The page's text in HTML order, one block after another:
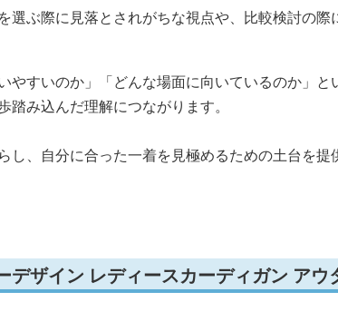
選ぶ際に見落とされがちな視点や、比較検討の際
やすいのか」「どんな場面に向いているのか」と
み込んだ理解につながります。
し、自分に合った一着を見極めるための土台を提
デザイン レディースカーディガン アウ